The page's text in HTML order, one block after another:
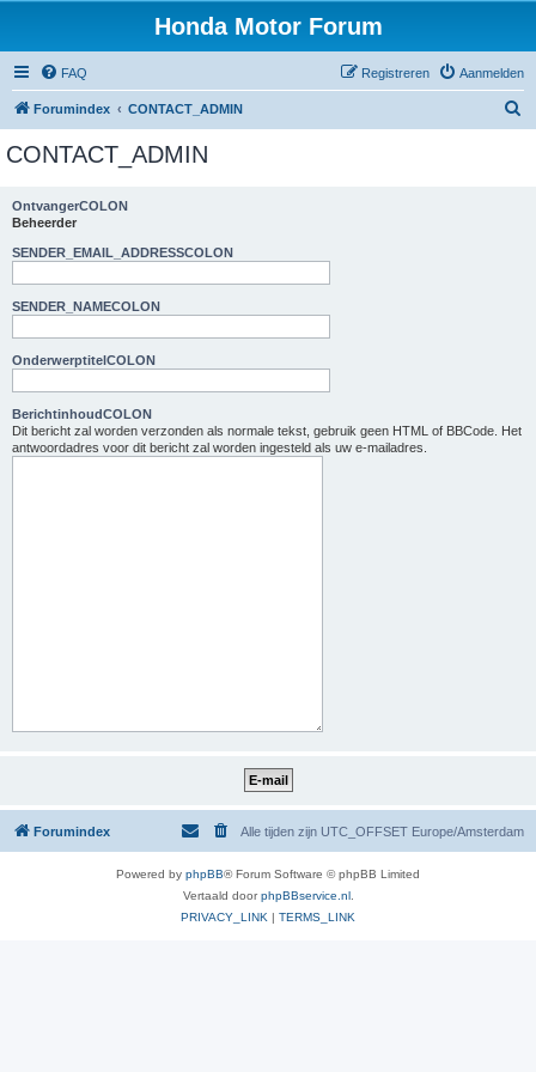
Honda Motor Forum
FAQ Aanmelden
Registreren
Forumindex CONTACT_ADMIN
CONTACT_ADMIN
OntvangerCOLON
Beheerder
SENDER_EMAIL_ADDRESSCOLON
SENDER_NAMECOLON
OnderwerptitelCOLON
BerichtinhoudCOLON
Dit bericht zal worden verzonden als normale tekst, gebruik geen HTML of BBCode. Het
antwoordadres voor dit bericht zal worden ingesteld als uw e-mailadres.
Forumindex Alle tijden zijn UTC_OFFSET Europe/Amsterdam
Powered by phpBB® Forum Software © phpBB Limited
Vertaald doorphpBBservice.nl.
PRIVACY_LINK | TERMS_LINK